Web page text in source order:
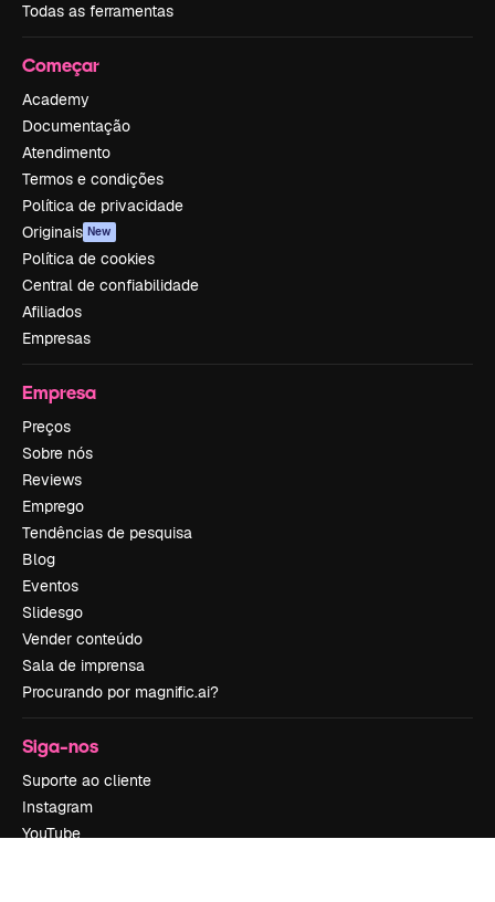
Todas as ferramentas
Começar
Academy
Documentação
Atendimento
Termos e condições
Política de privacidade
Originais New
Política de cookies
Central de confiabilidade
Afiliados
Empresas
Empresa
Preços
Sobre nós
Reviews
Emprego
Tendências de pesquisa
Blog
Eventos
Slidesgo
Vender conteúdo
Sala de imprensa
Procurando por magnific.ai?
Siga-nos
Suporte ao cliente
Instagram
YouTube